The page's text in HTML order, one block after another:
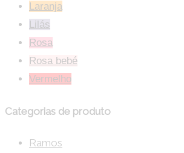
Laranja
Lilás
Rosa
Rosa bebé
Vermelho
Categorias de produto
Ramos